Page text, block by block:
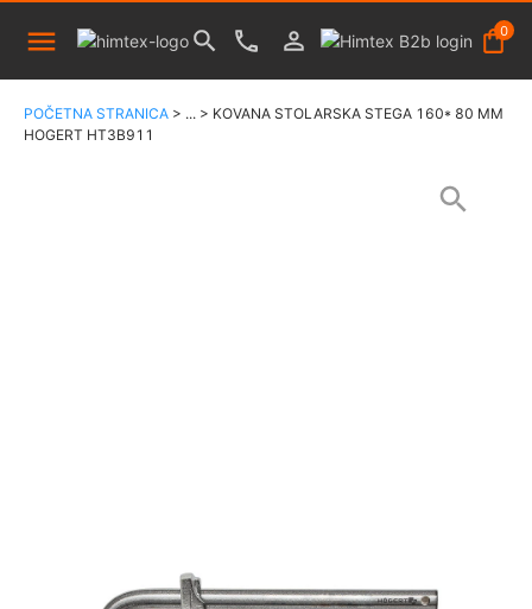
0
POČETNA STRANICA > ... > KOVANA STOLARSKA STEGA 160* 80 MM
HOGERT HT3B911